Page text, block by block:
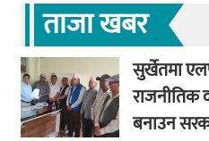
ताजा खबर
सुर्खेतमा
राजनीतिक
बनाउन